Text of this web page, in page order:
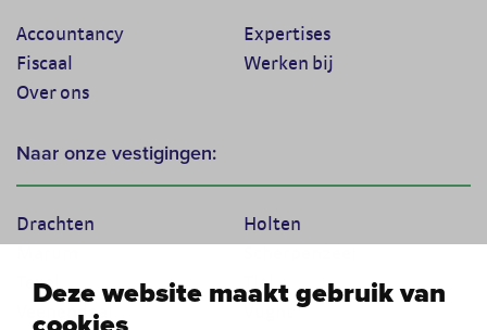
Deze website maakt gebruik van
Accountancy
Expertises
Fiscaal
Werken bij
Over ons
Naar onze vestigingen:
Drachten
Holten
Texel
Tiel
Veenendaal